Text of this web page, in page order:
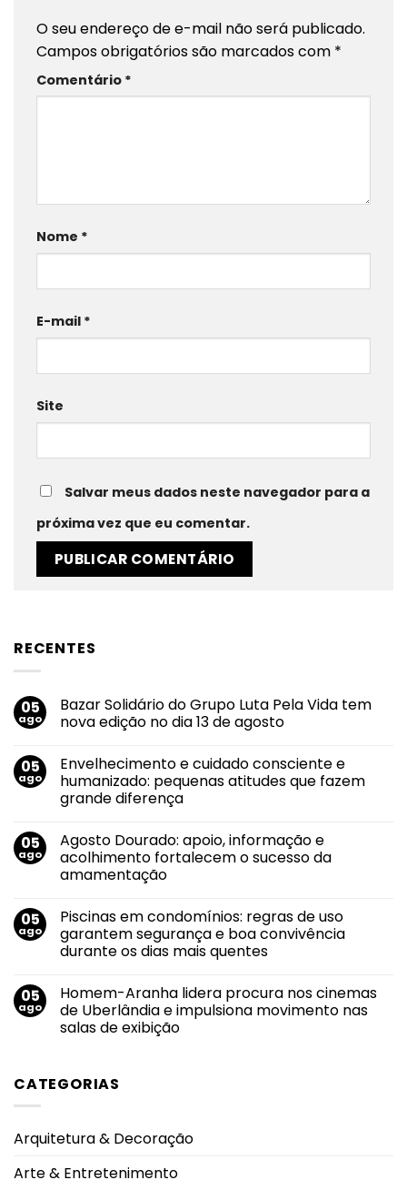
O seu endereço de e-mail não será publicado.
Campos obrigatórios são marcados com *
Comentário *
Nome *
E-mail *
Site
Salvar meus dados neste navegador para a
próxima vez que eu comentar.
RECENTES
05
ago
Bazar Solidário do Grupo Luta Pela Vida tem
nova edição no dia 13 de agosto
em
Bazar
Solidário
do
Grupo
Pela
Vida
tem
nova
edição
13
de
agosto
05
ago
Envelhecimento e cuidado consciente e
humanizado: pequenas atitudes que fazem
grande diferença
em
Envelhecimento
e
cuidado
humanizado:
pequenas
atitudes
que
fazem
05
ago
Agosto Dourado: apoio, informação e
acolhimento fortalecem o sucesso da
amamentação
em
Agosto
Dourado:
apoio,
acolhimento
fortalecem
o
sucesso
da
05
ago
Piscinas em condomínios: regras de uso
garantem segurança e boa convivência
durante os dias mais quentes
em
Piscinas
em
condomínios:
segurança
durante
os
mais
quentes
05
ago
Homem-Aranha lidera procura nos cinemas
de Uberlândia e impulsiona movimento nas
salas de exibição
Homem-
Aranha
cinemas
e
CATEGORIAS
Arquitetura & Decoração
Arte & Entretenimento